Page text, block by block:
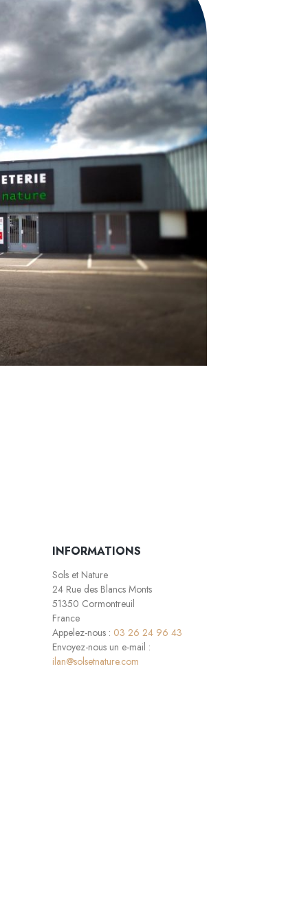
INFORMATIONS
Sols et Nature
24 Rue des Blancs Monts
51350 Cormontreuil
France
Appelez-nous : 03 26 24 96 43
Envoyez-nous un e-mail :
ilan@solsetnature.com